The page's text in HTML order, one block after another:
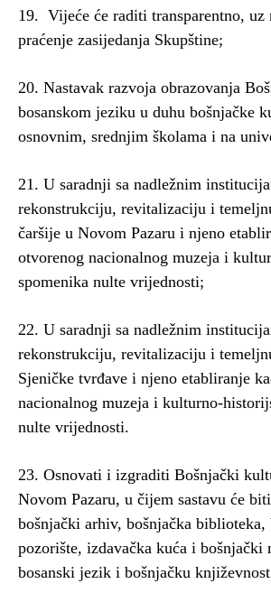
19. Vijeće će raditi transparentno, uz
praćenje zasijedanja Skupštine;
20. Nastavak razvoja obrazovanja
bosanskom jeziku u duhu bošnjačke
osnovnim, srednjim školama i na
21. U saradnji sa nadležnim
rekonstrukciju, revitalizaciju i
čaršije u Novom Pazaru i njeno
otvorenog nacionalnog muzeja i
spomenika nulte vrijednosti;
22. U saradnji sa nadležnim
rekonstrukciju, revitalizaciju i
Sjeničke tvrđave i njeno etabliranje
nacionalnog muzeja i kulturno-
nulte vrijednosti.
23. Osnovati i izgraditi Bošnjački
Novom Pazaru, u čijem sastavu će
bošnjački arhiv, bošnjačka biblioteka,
pozorište, izdavačka kuća i
bosanski jezik i bošnjačku